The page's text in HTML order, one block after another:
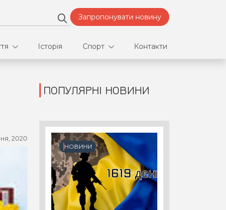
Запропонувати новину
Історія Спорт
Футбол
Контакти
2020
ПОПУЛЯРНІ НОВИНИ
НОВИНИ